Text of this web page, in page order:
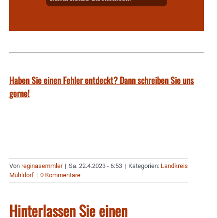
Haben Sie einen Fehler entdeckt? Dann schreiben Sie uns
gerne!
Von reginasemmler | Sa. 22.4.2023 - 6:53 | Kategorien: Landkreis
Mühldorf | 0 Kommentare
Hinterlassen Sie einen